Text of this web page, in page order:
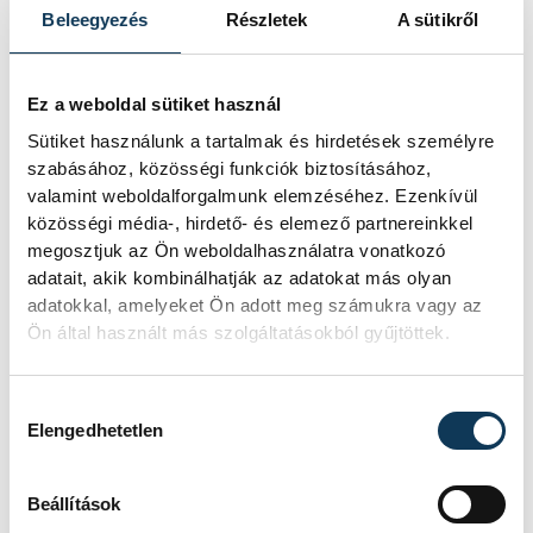
Beleegyezés Részletek A sütikről
Ez a weboldal sütiket használ
Sütiket használunk a tartalmak és hirdetések személyre
szabásához, közösségi funkciók biztosításához,
valamint weboldalforgalmunk elemzéséhez. Ezenkívül
közösségi média-, hirdető- és elemező partnereinkkel
megosztjuk az Ön weboldalhasználatra vonatkozó
adatait, akik kombinálhatják az adatokat más olyan
adatokkal, amelyeket Ön adott meg számukra vagy az
Ön által használt más szolgáltatásokból gyűjtöttek.
Elengedhetetlen
Beállítások
érkezik a nyár egyik
legnagyobb balatoni
A TNT ikonikus slágereivel, a New
Level Empire lendületes dalaival várja
a közönséget egy különleges balatoni
szabadtéri helyszínen augusztus 8-án
az AMFI-ban Alsóörsön. Az este a
nosztalgia és a mai popzene
találkozását ígéri.
Újra LEGO-lázban
Veszprém: jön a 2.